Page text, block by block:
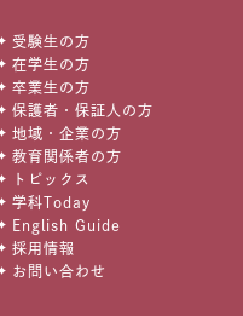
受験生の方
在学生の方
卒業生の方
保護者・保証人の方
地域・企業の方
教育関係者の方
トピックス
学科Today
English Guide
採用情報
お問い合わせ